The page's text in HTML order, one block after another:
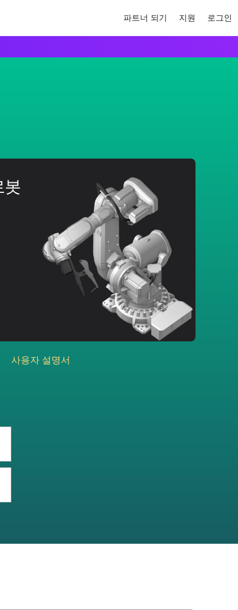
파트너 되기 지원 로그인
봇
사용자 설명서